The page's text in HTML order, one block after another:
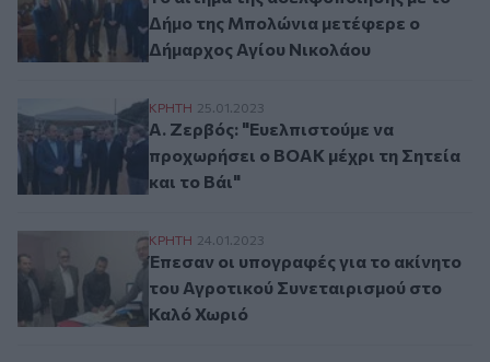
Δήμο της Μπολώνια μετέφερε ο
Δήμαρχος Αγίου Νικολάου
Α. Ζερβός: "Ευελπιστούμε να
ΚΡΗΤΗ 25.01.2023
Α. Ζερβός: "Ευελπιστούμε να
προχωρήσει ο ΒΟΑΚ μέχρι τη Σητεία
και το Βάι"
Έπεσαν οι υπογραφές για το ακίνητο
ΚΡΗΤΗ 24.01.2023
Έπεσαν οι υπογραφές για το ακίνητο
του Αγροτικού Συνεταιρισμού στο
Καλό Χωριό